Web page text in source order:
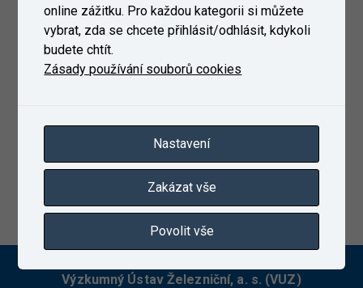
30. 10. 2023
Výzkumný Ústav Železniční, a. s. (VUZ)
online zážitku. Pro každou kategorii si můžete
vybrat, zda se chcete přihlásit/odhlásit, kdykoli
budete chtít.
Zásady používání souborů cookies
Nastavení
Zakázat vše
Povolit vše